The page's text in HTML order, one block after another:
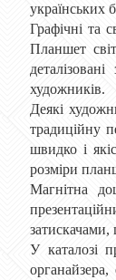
українських
Графічні та
Планшет
художників.
Деякі
традиційну
швидко і
розміри
Магнітна
затискачами,
У каталозі